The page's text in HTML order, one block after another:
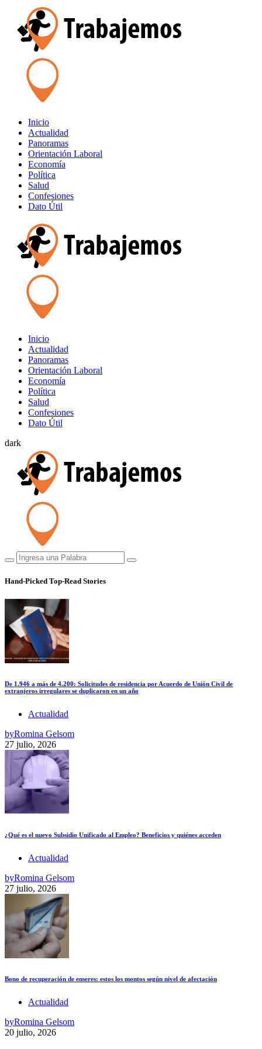
Inicio
Actualidad
Panoramas
Orientación Laboral
Economía
Política
Salud
Confesiones
Dato Útil
Inicio
Actualidad
Panoramas
Orientación Laboral
Economía
Política
Salud
Confesiones
Dato Útil
dark
Hand-Picked Top-Read Stories
De 1.946 a más de 4.200: Solicitudes de residencia por Acuerdo de Unión Civil de
extranjeros irregulares se duplicaron en un año
Actualidad
byRomina Gelsom
27 julio, 2026
¿Qué es el nuevo Subsidio Unificado al Empleo? Beneficios y quiénes acceden
Actualidad
byRomina Gelsom
27 julio, 2026
Bono de recuperación de enseres: estos los montos según nivel de afectación
Actualidad
byRomina Gelsom
20 julio, 2026